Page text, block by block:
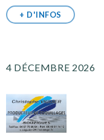
+ D'INFOS
4 DÉCEMBRE 2026